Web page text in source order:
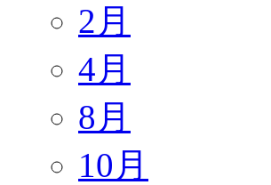
2月
4月
8月
10月